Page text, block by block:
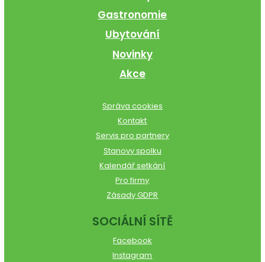
Gastronomie
Ubytování
Novinky
Akce
Správa cookies
Kontakt
Servis pro partnery
Stanovy spolku
Kalendář setkání
Pro firmy
Zásady GDPR
SOCIÁLNÍ SÍTĚ
Facebook
Instagram